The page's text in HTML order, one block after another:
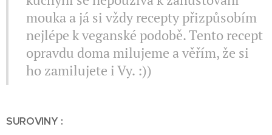
mouka a já si vždy recepty přizpůsobím
nejlépe k veganské podobě. Tento recept
opravdu doma milujeme a věřím, že si
ho zamilujete i Vy. :))
SUROVINY :